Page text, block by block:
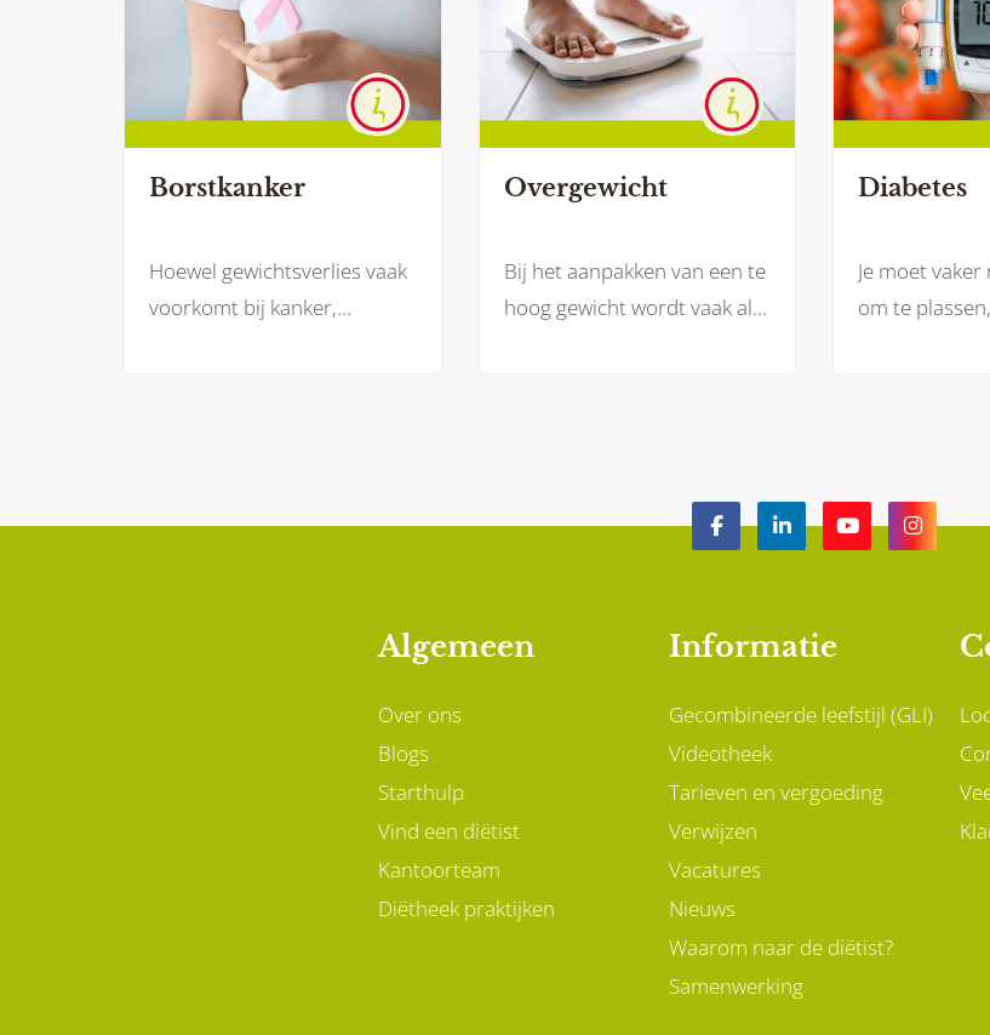
Borstkanker
Hoewel gewichtsverlies vaak
voorkomt bij kanker,
medicatie – juist leiden tot
Overgewicht
Bij het aanpakken van een te
hoog gewicht wordt vaak als
Diabetes
Je moet
om te
hebt.
Algemeen
Over ons
Blogs
Starthulp
Vind een diëtist
Kantoorteam
Diëtheek praktijken
Informatie
Gecombineerde leefstijl (GLI)
Videotheek
Tarieven en vergoeding
Verwijzen
Vacatures
Nieuws
Waarom naar de diëtist?
Samenwerking